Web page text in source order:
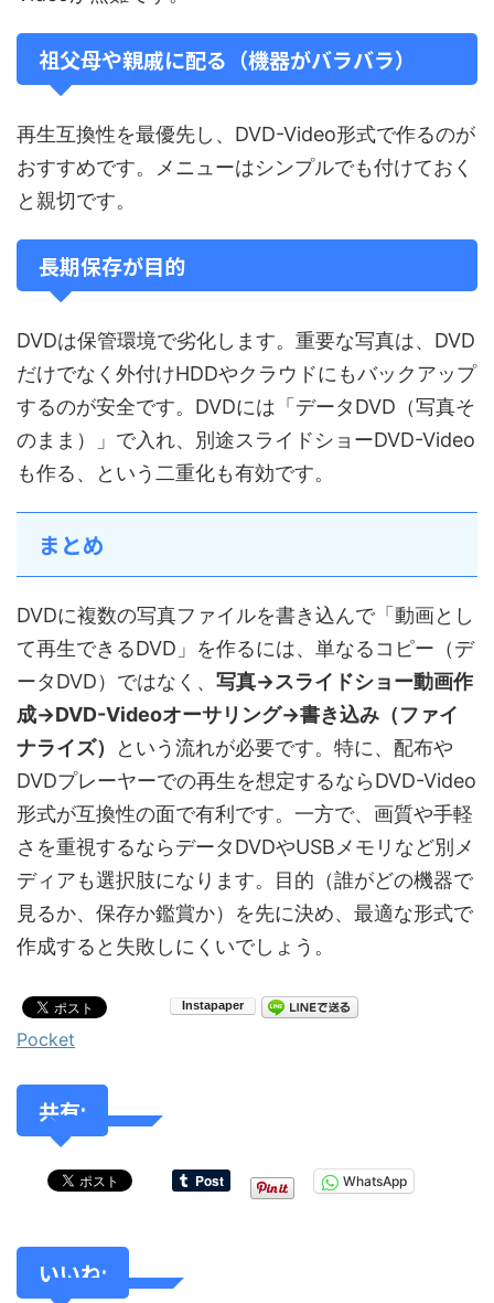
祖父母や親戚に配る（機器がバラバラ）
再生互換性を最優先し、DVD-Video形式で作るのが
おすすめです。メニューはシンプルでも付けておく
と親切です。
長期保存が目的
DVDは保管環境で劣化します。重要な写真は、DVD
だけでなく外付けHDDやクラウドにもバックアップ
するのが安全です。DVDには「データDVD（写真そ
のまま）」で入れ、別途スライドショーDVD-Video
も作る、という二重化も有効です。
まとめ
DVDに複数の写真ファイルを書き込んで「動画とし
て再生できるDVD」を作るには、単なるコピー（デ
ータDVD）ではなく、 写真→スライドショー動画作
成→DVD-Videoオーサリング→書き込み（ファイ
ナライズ）
という流れが必要です。特に、配布や
DVDプレーヤーでの再生を想定するならDVD-Video
形式が互換性の面で有利です。一方で、画質や手軽
さを重視するならデータDVDやUSBメモリなど別メ
ディアも選択肢になります。目的（誰がどの機器で
見るか、保存か鑑賞か）を先に決め、最適な形式で
作成すると失敗しにくいでしょう。
Pocket
共有:
WhatsApp
いいね: